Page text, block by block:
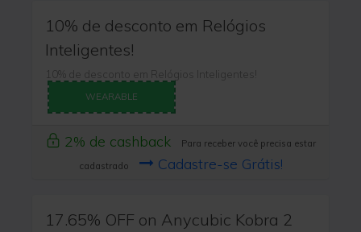
10% de desconto em Relógios
Inteligentes!
10% de desconto em Relógios Inteligentes!
WEARABLE
2% de cashback
Para receber você precisa estar
cadastrado
Cadastre-se Grátis!
17.65% OFF on Anycubic Kobra 2